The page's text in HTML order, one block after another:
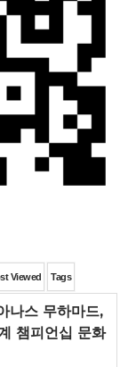
Viewed Tags
나스 무하마드,
챔피언십 문화